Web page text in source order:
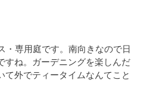
・専用庭です。南向きなので日
すね。ガーデニングを楽しんだ
て外でティータイムなんてこと